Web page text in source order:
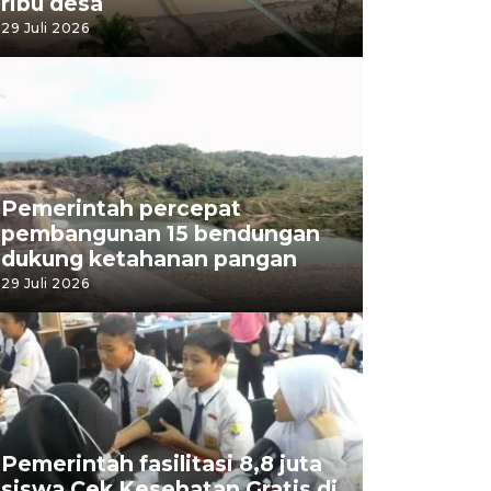
29 Juli 2026
Pemerintah percepat
pembangunan 15 bendungan
dukung ketahanan pangan
29 Juli 2026
Pemerintah fasilitasi 8,8 juta